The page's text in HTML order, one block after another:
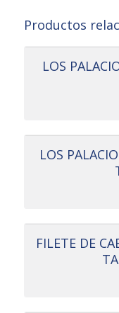
Productos
LOS
LOS
FILETE DE